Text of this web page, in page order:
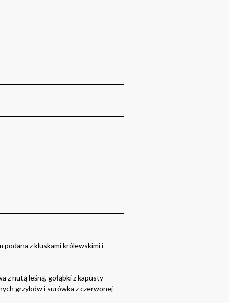
podana z kluskami królewskimi i
z nutą leśną, gołąbki z kapusty
grzybów i surówka z czerwonej